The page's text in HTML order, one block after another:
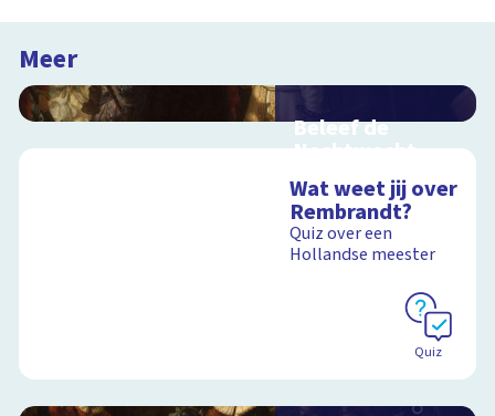
Meer
Beleef de
Nachtwacht
schoolplaat over
Rembrandts
meesterwerk
Schoolplaat
Wat weet jij over
Rembrandt?
Quiz over een
Hollandse meester
Quiz